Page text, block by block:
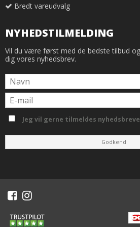
Bredt vareudvalg
NYHEDSTILMELDING
Vil du være først med de bedste tilbud
dig vores nyhedsbrev.
Jeg vil gerne tilmeldes
Godkend